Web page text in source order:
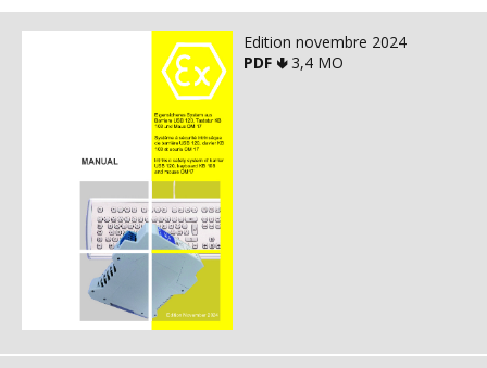
Edition novembre 2024
PDF 🢃 3,4 MO